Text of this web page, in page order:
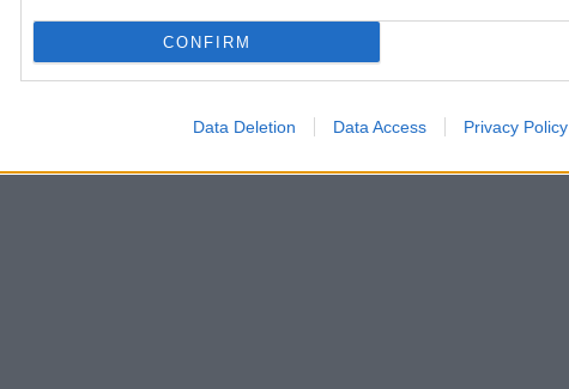
CONFIRM
Data Deletion Data Access Privacy Policy